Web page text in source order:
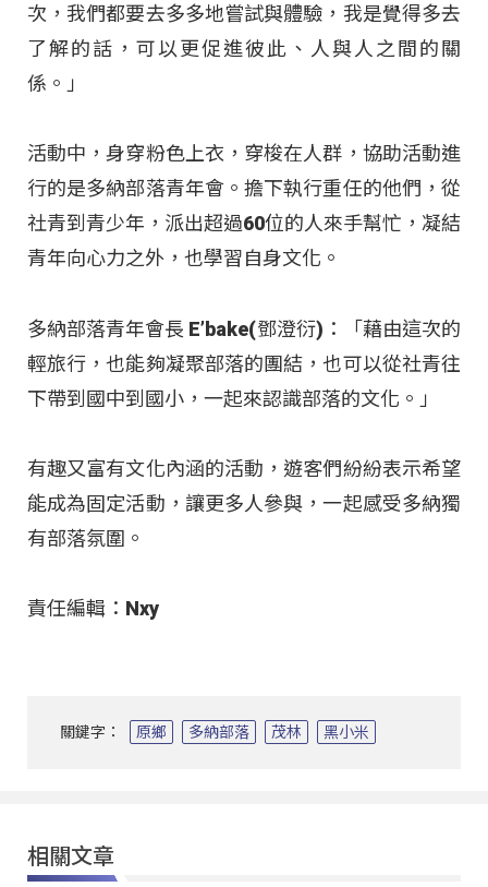
次，我們都要去多多地嘗試與體驗，我是覺得多去
了解的話，可以更促進彼此、人與人之間的關
係。」
活動中，身穿粉色上衣，穿梭在人群，協助活動進
行的是多納部落青年會。擔下執行重任的他們，從
社青到青少年，派出超過60位的人來手幫忙，凝結
青年向心力之外，也學習自身文化。
多納部落青年會長 E’bake(鄧澄衍)：「藉由這次的
輕旅行，也能夠凝聚部落的團結，也可以從社青往
下帶到國中到國小，一起來認識部落的文化。」
有趣又富有文化內涵的活動，遊客們紛紛表示希望
能成為固定活動，讓更多人參與，一起感受多納獨
有部落氛圍。
責任編輯：Nxy
關鍵字： 原鄉 多納部落 茂林 黑小米
相關文章